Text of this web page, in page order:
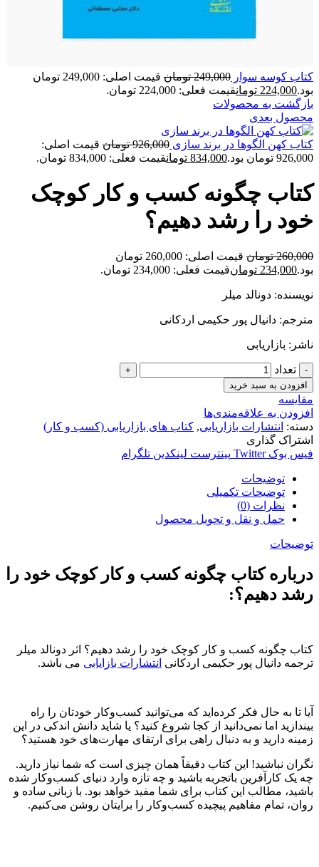
کتاب کوسه سوار 249,000 تومان
قیمت اصلی: 249,000 تومان
بود.224,000 تومانقیمت فعلی: 224,000 تومان.
بازگشت به محصولات
محصول بعدی
کتاب کهن الگوها در برند سازی 926,000 تومان قیمت اصلی:
926,000 تومان بود.
834,000 تومانقیمت فعلی: 834,000 تومان.
کتاب چگونه کسب و کار کوچک
خود را رشد دهیم؟
260,000 تومان
قیمت اصلی: 260,000 تومان
بود.234,000 تومانقیمت فعلی: 234,000 تومان.
نویسنده: دونالد میلر
مترجم: دانیال پور حکیمی اردکانی
ناشر: بازاریابی
تعداد
افزودن به سبد خرید
مقایسه
افزودن به علاقه‌مندی‌ها
دسته: انتشارات بازاریابی, کتاب های بازاریابی (کسب و کار)
اشتراک گذاری
فیس بوک Twitter پینترست لینکدین تلگرام
توضیحات
توضیحات تکمیلی
نظرات (0)
حمل و نقل و تحویل محصول
توضیحات
درباره کتاب چگونه کسب و کار کوچک خود را
رشد دهیم؟:
کتاب چگونه کسب و کار کوچک خود را رشد دهیم؟ اثر دونالد میلر
ترجمه دانیال پور حکیمی اردکانی انتشارات بازایابی می باشد.
آیا تا به حال فکر کرده‌اید که می‌توانید کسب‌وکار خودتان را راه
بیندازید اما نمی‌دانید از کجا شروع کنید؟ یا شاید دانش اندکی در این
زمینه دارید و به دنبال راهی برای ارتقای مهارت‌های خود هستید؟
نگران نباشید! این کتاب دقیقاً همان چیزی است که شما نیاز دارید.
چه یک کارآفرین باتجربه باشید و چه تازه وارد دنیای کسب‌وکار شده
باشید، مطالب این کتاب برای شما مفید خواهد بود. با زبانی ساده و
روان، تمام مفاهیم پیچیده کسب‌وکار را برایتان روشن می‌کنیم.